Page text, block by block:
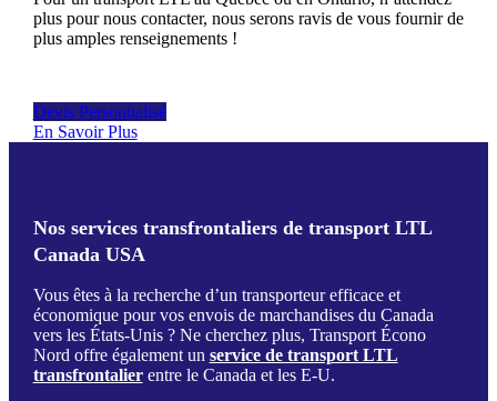
plus pour nous contacter, nous serons ravis de vous fournir de
plus amples renseignements !
Devis Personnalisé
En Savoir Plus
Nos services transfrontaliers de transport LTL
Canada USA
Vous êtes à la recherche d’un transporteur efficace et
économique pour vos envois de marchandises du Canada
vers les États-Unis ? Ne cherchez plus, Transport Écono
Nord offre également un service de transport LTL
transfrontalierentre le Canada et les E-U.